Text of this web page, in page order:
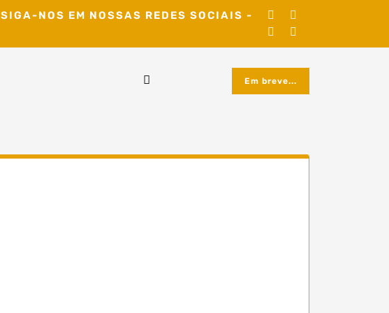
SIGA-NOS EM NOSSAS REDES SOCIAIS -
Em breve...